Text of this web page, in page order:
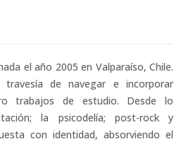
el año 2005 en Valparaíso, Chile.
de navegar e incorporar
trabajos de estudio. Desde lo
la psicodelía; post-rock y
con identidad, absorviendo el